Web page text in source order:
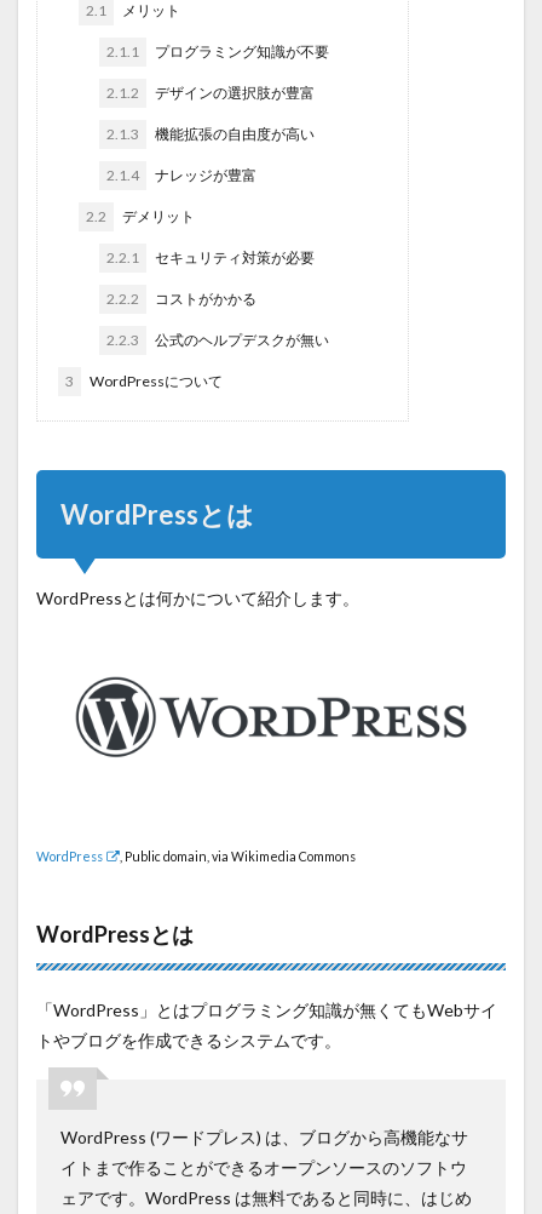
2.1 メリット
2.1.1 プログラミング知識が不要
2.1.2 デザインの選択肢が豊富
2.1.3 機能拡張の自由度が高い
2.1.4 ナレッジが豊富
2.2 デメリット
2.2.1 セキュリティ対策が必要
2.2.2 コストがかかる
2.2.3 公式のヘルプデスクが無い
3 WordPressについて
WordPressとは
WordPressとは何かについて紹介します。
WordPress , Public domain, via Wikimedia Commons
WordPressとは
「WordPress」とはプログラミング知識が無くてもWebサイ
トやブログを作成できるシステムです。
WordPress (ワードプレス) は、ブログから高機能なサ
イトまで作ることができるオープンソースのソフトウ
ェアです。 WordPress は無料であると同時に、はじめ